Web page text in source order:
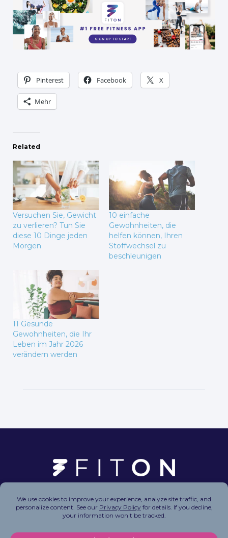
Pinterest Facebook X
Mehr
Related
Versuchen Sie, Gewicht
zu verlieren? Tun Sie
diese 10 Dinge jeden
Morgen
10 einfache
Gewohnheiten, die
helfen können, Ihren
Stoffwechsel zu
beschleunigen
11 Gesunde
Gewohnheiten, die Ihr
Leben im Jahr 2026
verändern werden
Copyright © 2026 FitOn Inc. All Rights Reserved.